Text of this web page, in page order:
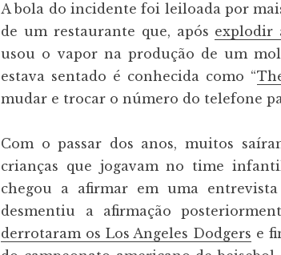
A bola do incidente foi leiloada por
de um restaurante que, após explodir
usou o vapor na produção de um
estava sentado é conhecida como “
mudar e trocar o número do telefone
Com o passar dos anos, muitos
crianças que jogavam no time
chegou a afirmar em uma
desmentiu a afirmação
derrotaram os Los Angeles Dodgers e